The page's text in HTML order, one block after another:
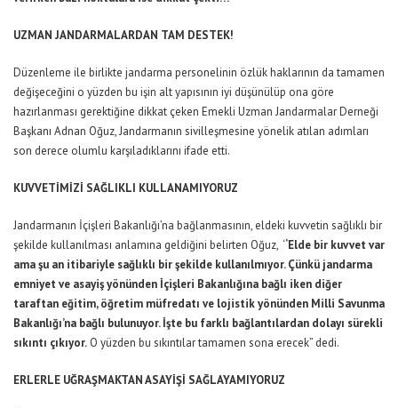
UZMAN JANDARMALARDAN TAM DESTEK!
Düzenleme ile birlikte jandarma personelinin özlük haklarının da tamamen
değişeceğini o yüzden bu işin alt yapısının iyi düşünülüp ona göre
hazırlanması gerektiğine dikkat çeken Emekli Uzman Jandarmalar Derneği
Başkanı Adnan Oğuz, Jandarmanın sivilleşmesine yönelik atılan adımları
son derece olumlu karşıladıklarını ifade etti.
KUVVETİMİZİ SAĞLIKLI KULLANAMIYORUZ
Jandarmanın İçişleri Bakanlığı’na bağlanmasının, eldeki kuvvetin sağlıklı bir
şekilde kullanılması anlamına geldiğini belirten Oğuz, ‘‘Elde bir kuvvet var
ama şu an itibariyle sağlıklı bir şekilde kullanılmıyor. Çünkü jandarma
emniyet ve asayiş yönünden İçişleri Bakanlığına bağlı iken diğer
taraftan eğitim, öğretim müfredatı ve lojistik yönünden Milli Savunma
Bakanlığı’na bağlı bulunuyor. İşte bu farklı bağlantılardan dolayı sürekli
sıkıntı çıkıyor. O yüzden bu sıkıntılar tamamen sona erecek” dedi.
ERLERLE UĞRAŞMAKTAN ASAYİŞİ SAĞLAYAMIYORUZ